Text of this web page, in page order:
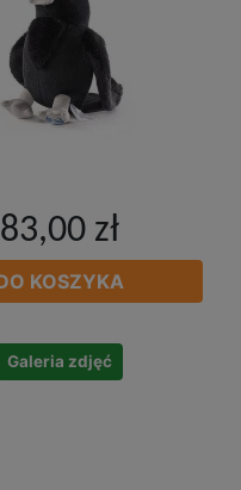
83,00 zł
KOSZYKA
Galeria zdjęć